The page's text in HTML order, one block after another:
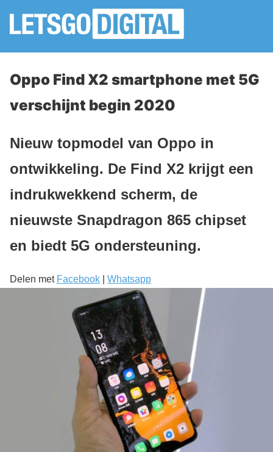
Oppo Find X2 smartphone met 5G
verschijnt begin 2020
Nieuw topmodel van Oppo in
ontwikkeling. De Find X2 krijgt een
indrukwekkend scherm, de
nieuwste Snapdragon 865 chipset
en biedt 5G ondersteuning.
Delen met Facebook Whatsapp